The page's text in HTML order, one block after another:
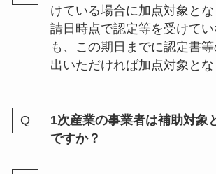
けている場合に加点対象と
請日時点で認定等を受けて
も、この期日までに認定書
出いただければ加点対象とな
1次産業の事業者は補助対象
ですか？